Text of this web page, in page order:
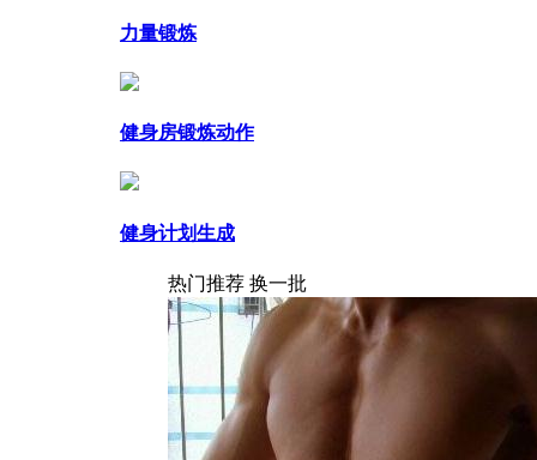
力量锻炼
健身房锻炼动作
健身计划生成
热门推荐 换一批